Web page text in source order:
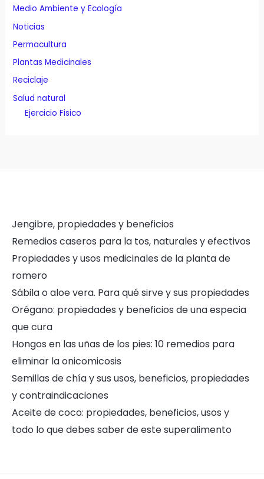
Medio Ambiente y Ecología
Noticias
Permacultura
Plantas Medicinales
Reciclaje
Salud natural
Ejercicio Fisico
Jengibre, propiedades y beneficios
Remedios caseros para la tos, naturales y efectivos
Propiedades y usos medicinales de la planta de
romero
Sábila o aloe vera. Para qué sirve y sus propiedades
Orégano: propiedades y beneficios de una especia
que cura
Hongos en las uñas de los pies: 10 remedios para
eliminar la onicomicosis
Semillas de chía y sus usos, beneficios, propiedades
y contraindicaciones
Aceite de coco: propiedades, beneficios, usos y
todo lo que debes saber de este superalimento